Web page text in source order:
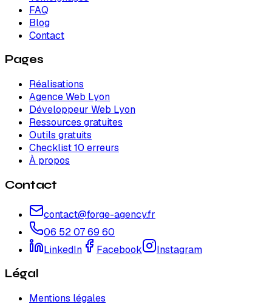
FAQ
Blog
Contact
Pages
Réalisations
Agence Web Lyon
Développeur Web Lyon
Ressources gratuites
Outils gratuits
Checklist 10 erreurs
À propos
Contact
contact@forge-agency.fr
06 52 07 69 60
LinkedIn
Facebook Instagram
Légal
Mentions légales